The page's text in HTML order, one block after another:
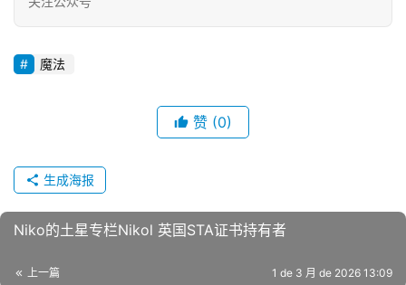
魔法
赞 (0)
生成海报
Niko的土星专栏Nikol 英国STA证书持有者
上一篇 1 de 3 月 de 2026 13:09